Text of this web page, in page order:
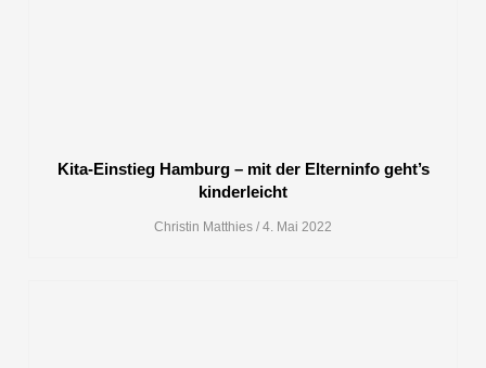
Kita-Einstieg Hamburg – mit der Elterninfo geht’s
kinderleicht
Christin Matthies 4. Mai 2022